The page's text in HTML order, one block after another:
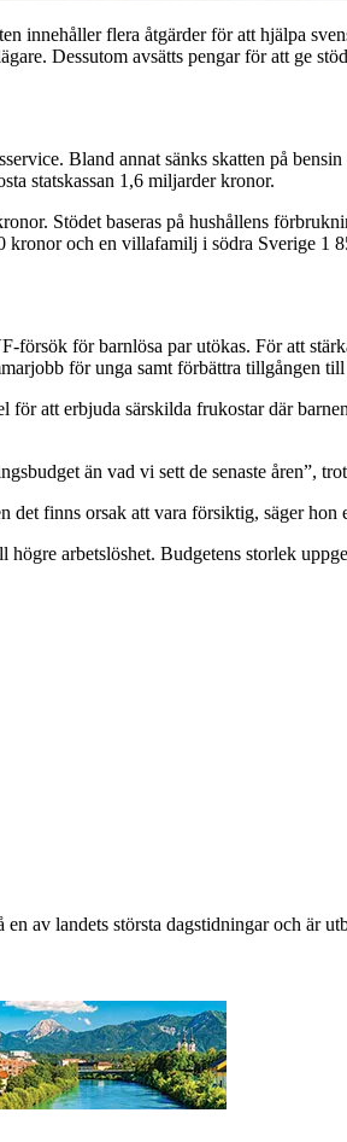
innehåller flera åtgärder för att hjälpa
Dessutom avsätts pengar för att ge
Bland annat sänks skatten på
statskassan 1,6 miljarder kronor.
Stödet baseras på hushållens
och en villafamilj i södra Sverige 1
för barnlösa par utökas. För att
för unga samt förbättra tillgången
att erbjuda särskilda frukostar där
än vad vi sett de senaste åren”,
det finns orsak att vara försiktig, säger
arbetslöshet. Budgetens storlek
av landets största dagstidningar och är